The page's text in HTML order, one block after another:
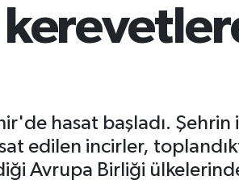
hasat başladı.
edilen incirler,
Avrupa Birliği